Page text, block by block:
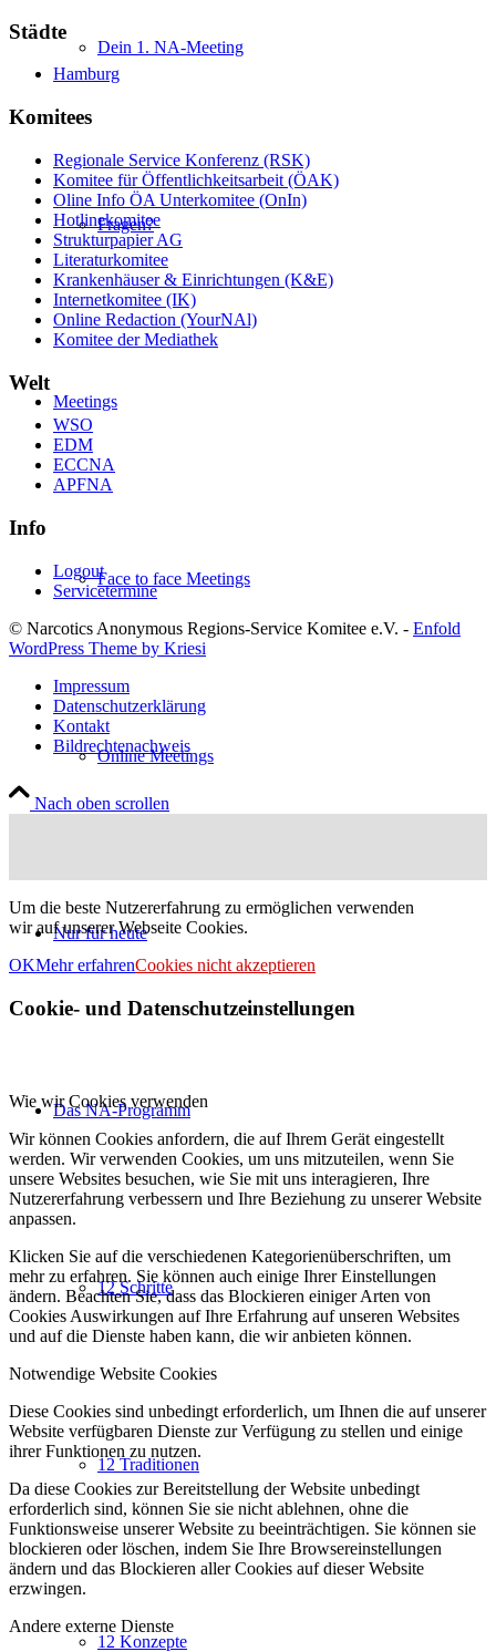
Dein 1. NA-Meeting
Fragen?
Meetings
Face to face Meetings
Online Meetings
Nur für heute
Das NA-Programm
12 Schritte
12 Traditionen
12 Konzepte
Städte
Hamburg
Komitees
Regionale Service Konferenz (RSK)
Komitee für Öffentlichkeitsarbeit (ÖAK)
Oline Info ÖA Unterkomitee (OnIn)
Hotlinekomitee
Strukturpapier AG
Literaturkomitee
Krankenhäuser & Einrichtungen (K&E)
Internetkomitee (IK)
Online Redaction (YourNAl)
Komitee der Mediathek
Welt
WSO
EDM
ECCNA
APFNA
Info
Logout
Servicetermine
© Narcotics Anonymous Regions-Service Komitee e.V. - Enfold
WordPress Theme by Kriesi
Impressum
Datenschutzerklärung
Kontakt
Bildrechtenachweis
Nach oben scrollen
Um die beste Nutzererfahrung zu ermöglichen verwenden
wir auf unserer Webseite Cookies.
OKMehr erfahrenCookies nicht akzeptieren
Cookie- und Datenschutzeinstellungen
Wie wir Cookies verwenden
Wir können Cookies anfordern, die auf Ihrem Gerät eingestellt
werden. Wir verwenden Cookies, um uns mitzuteilen, wenn Sie
unsere Websites besuchen, wie Sie mit uns interagieren, Ihre
Nutzererfahrung verbessern und Ihre Beziehung zu unserer Website
anpassen.
Klicken Sie auf die verschiedenen Kategorienüberschriften, um
mehr zu erfahren. Sie können auch einige Ihrer Einstellungen
ändern. Beachten Sie, dass das Blockieren einiger Arten von
Cookies Auswirkungen auf Ihre Erfahrung auf unseren Websites
und auf die Dienste haben kann, die wir anbieten können.
Notwendige Website Cookies
Diese Cookies sind unbedingt erforderlich, um Ihnen die auf unserer
Website verfügbaren Dienste zur Verfügung zu stellen und einige
ihrer Funktionen zu nutzen.
Da diese Cookies zur Bereitstellung der Website unbedingt
erforderlich sind, können Sie sie nicht ablehnen, ohne die
Funktionsweise unserer Website zu beeinträchtigen. Sie können sie
blockieren oder löschen, indem Sie Ihre Browsereinstellungen
ändern und das Blockieren aller Cookies auf dieser Website
erzwingen.
Andere externe Dienste